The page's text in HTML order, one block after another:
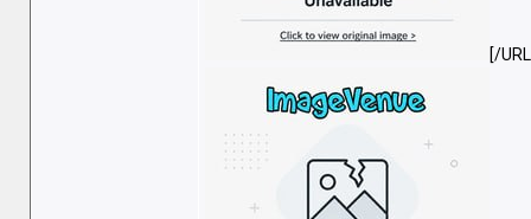
[/